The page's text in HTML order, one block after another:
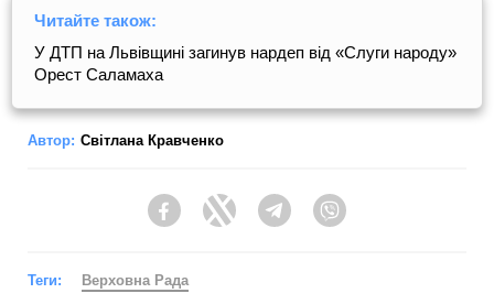
Читайте також:
У ДТП на Львівщині загинув нардеп від «Слуги народу»
Орест Саламаха
Автор: Світлана Кравченко
FacebookTwitter Telegram
Теги: Верховна Рада